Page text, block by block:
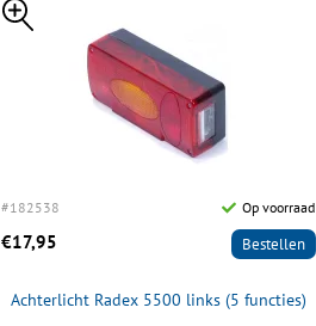
#182538 Op voorraad
€17,95 Bestellen
Achterlicht Radex 5500 links (5 functies)